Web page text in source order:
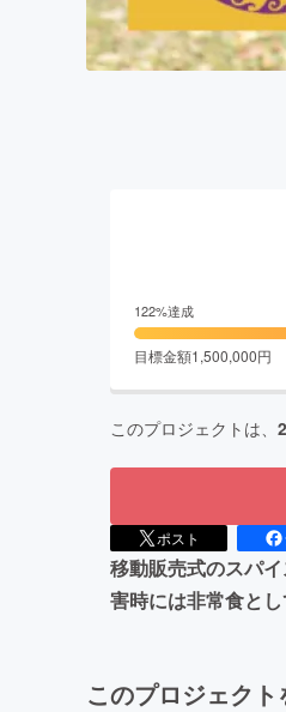
122%達成
目標金額1,500,000円
このプロジェクトは、
ポスト
移動販売式のスパ
害時には非常食と
このプロジェク